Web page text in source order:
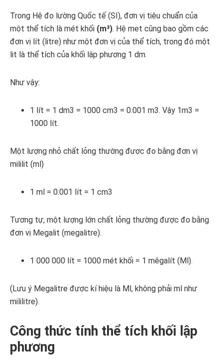
Trong Hệ đo lường Quốc tế (SI), đơn vị tiêu chuẩn của
một thể tích là mét khối (m³). Hệ met cũng bao gồm các
đơn vị lít (litre) như một đơn vị của thể tích, trong đó một
lit là thể tích của khối lập phương 1 dm.
Như vậy:
1 lít = 1 dm3 = 1000 cm3 = 0.001 m3. Vậy 1m3 =
1000 lít.
Một lượng nhỏ chất lỏng thường được đo bằng đơn vị
mililit (ml)
1 ml = 0.001 lít = 1 cm3
Tương tự, một lượng lớn chất lỏng thường được đo bằng
đơn vị Megalit (megalitre).
1 000 000 lít = 1000 mét khối = 1 mêgalít (Ml).
(Lưu ý Megalitre được kí hiệu là Ml, không phải ml như
mililitre).
Công thức tính thể tích khối lập
phương